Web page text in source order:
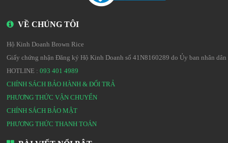
VỀ CHÚNG TÔI
Hộ Kinh Doanh Brown Rice
Giấy chứng nhận Đăng ký Hộ Kinh Doanh số 41N8160289 do Ủy ban nhân
HOTLINE : 093 401 4989
CHÍNH SÁCH BẢO HÀNH & ĐỔI TRẢ
PHƯƠNG THỨC VẬN CHUYỂN
CHÍNH SÁCH BẢO MẬT
PHƯƠNG THỨC THANH TOÁN